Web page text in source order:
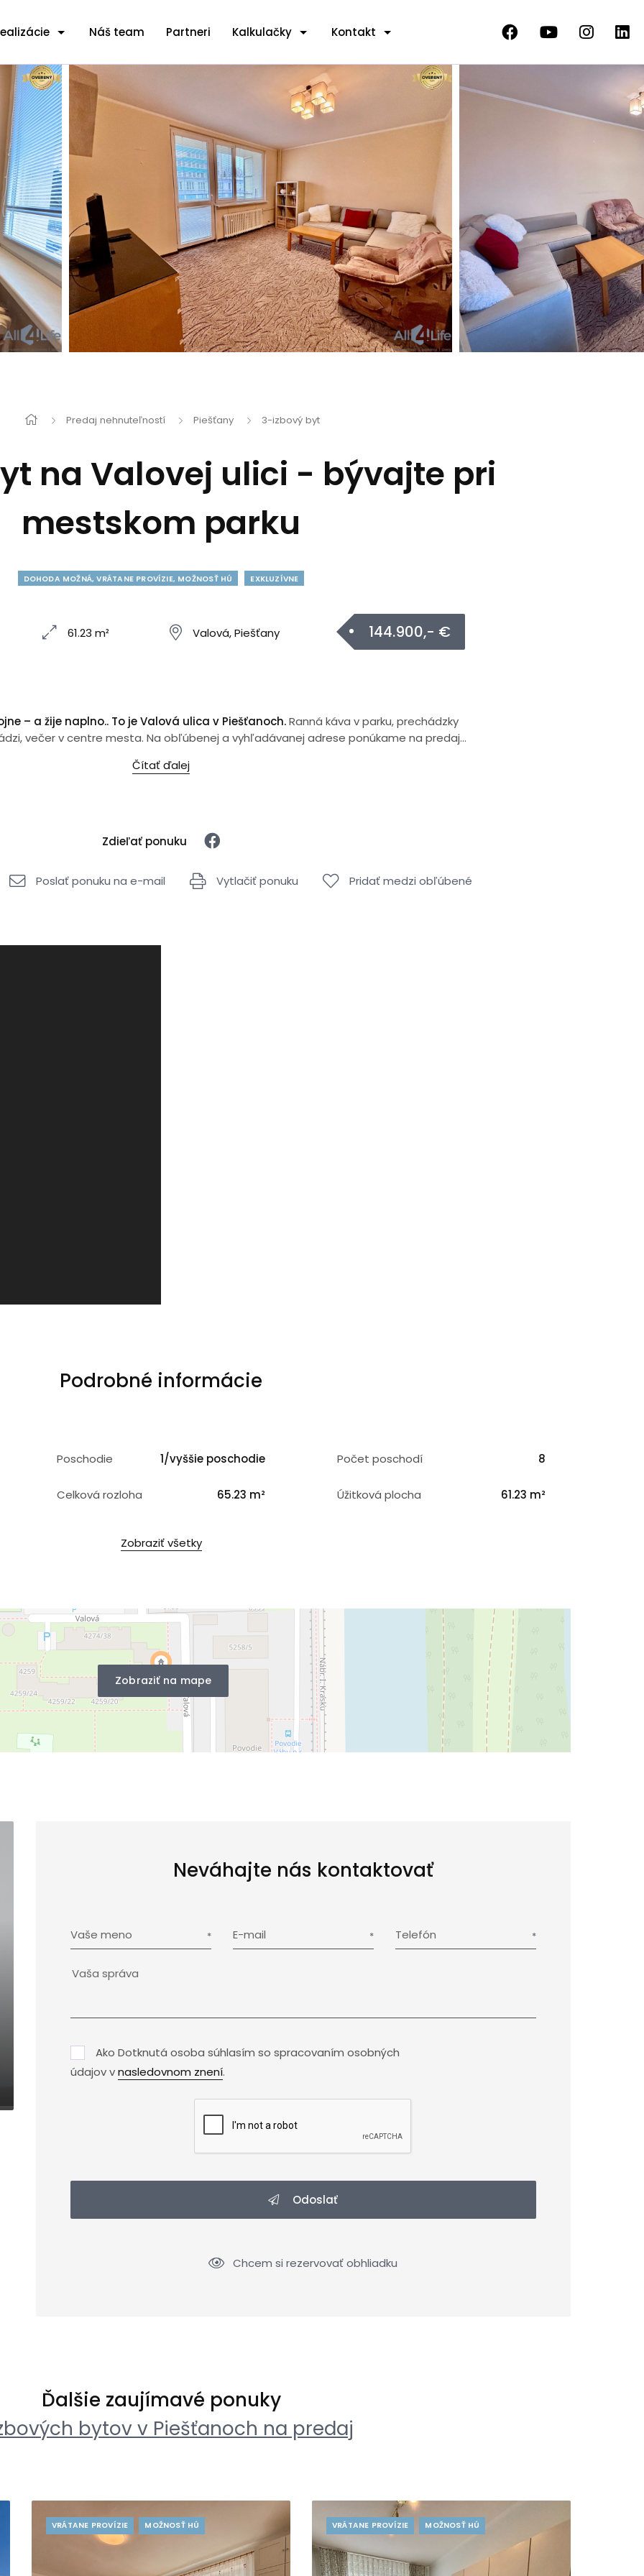
Náš team Partneri Kalkulačky Kontakt
Predaj nehnuteľností Piešťany 3-izbový byt
na Valovej ulici - bývajte pri
mestskom parku
DOHODA MOŽNÁ, VRÁTANE PROVÍZIE, MOŽNOSŤ HÚ EXKLUZÍVNE
61.23 m² Valová, Piešťany 144.900,- €
– a žije naplno.. To je Valová ulica v Piešťanoch.Ranná káva v parku, prechádzky
večer v centre mesta. Na obľúbenej a vyhľadávanej adrese ponúkame na predaj...
Čítať ďalej
Zdieľať ponuku
Poslať ponuku na e-mail Vytlačiť ponuku Pridať medzi obľúbené
Podrobné informácie
Poschodie 1/vyššie poschodie Počet poschodí 8
Celková rozloha 65.23 m² Úžitková plocha 61.23 m²
Zobraziť všetky
Zobraziť na mape
Neváhajte nás kontaktovať
Vaše meno E-mail Telefón
Ako Dotknutá osoba súhlasím so spracovaním osobných
údajov vnasledovnom znení.
Odoslať
Chcem si rezervovať obhliadku
Ďalšie zaujímavé ponuky
bytov v Piešťanoch na predaj
VRÁTANE PROVÍZIE MOŽNOSŤ HÚ VRÁTANE PROVÍZIE MOŽNOSŤ HÚ